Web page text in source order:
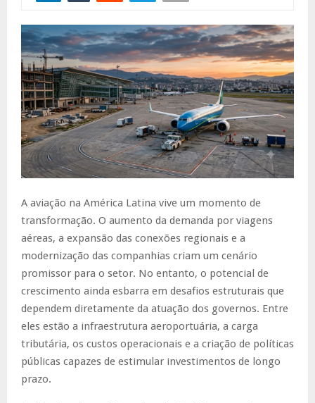
A aviação na América Latina vive um momento de
transformação. O aumento da demanda por viagens
aéreas, a expansão das conexões regionais e a
modernização das companhias criam um cenário
promissor para o setor. No entanto, o potencial de
crescimento ainda esbarra em desafios estruturais que
dependem diretamente da atuação dos governos. Entre
eles estão a infraestrutura aeroportuária, a carga
tributária, os custos operacionais e a criação de políticas
públicas capazes de estimular investimentos de longo
prazo.